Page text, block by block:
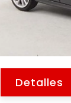
Detalles